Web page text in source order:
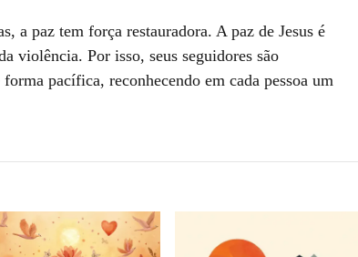
a paz tem força restauradora. A paz de Jesus é
violência. Por isso, seus seguidores são
pacífica, reconhecendo em cada pessoa um